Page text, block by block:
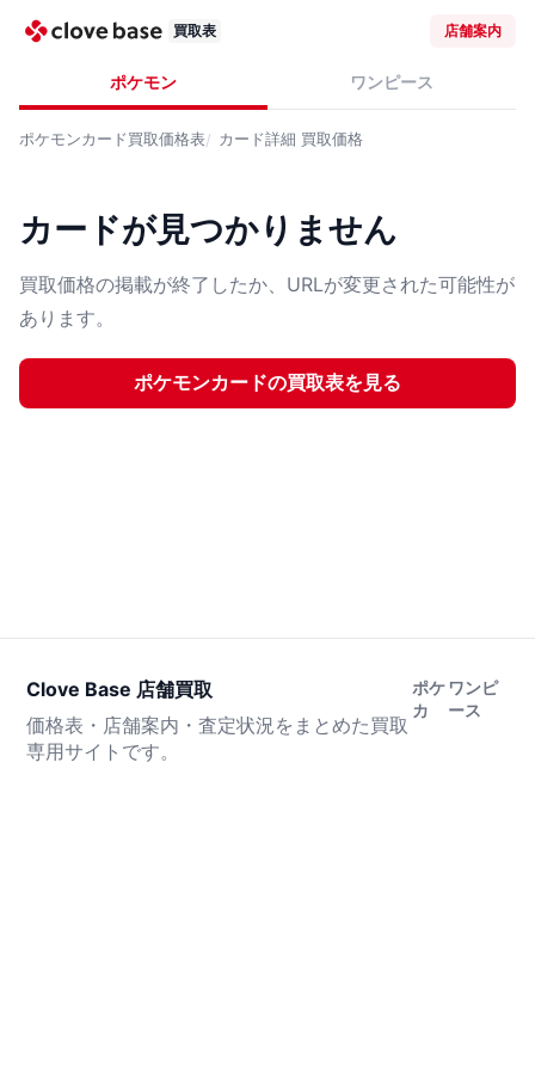
買取表 店舗案内
ポケモン ワンピース
ポケモンカード買取価格表 カード詳細 買取価格
カードが見つかりません
買取価格の掲載が終了したか、URLが変更された可能性が
あります。
ポケモンカードの買取表を見る
Clove Base 店舗買取
価格表・店舗案内・査定状況をまとめた買取
専用サイトです。
ポケ
カ
ワンピ
ース